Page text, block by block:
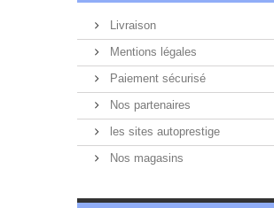
Livraison
Mentions légales
Paiement sécurisé
Nos partenaires
les sites autoprestige
Nos magasins